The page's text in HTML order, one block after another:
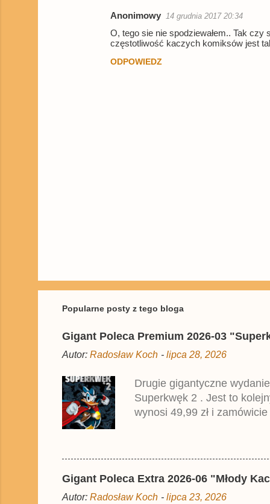
Anonimowy 14 grudnia 2017 20:34
O, tego sie nie spodziewałem.. Tak
częstotliwość kaczych komiksów jest
ODPOWIEDZ
z
ś
j
k
o
e
n
t
a
r
z
Popularne posty z tego bloga
Gigant Poleca Premium 2026-03
Autor: Radosław Koch - lipca 28, 2026
Drugie gigantyczne
Superkwęk 2 . Jest to
wynosi 49,99 zł i
Gigant Poleca Extra 2026-06 "Młody
Autor: Radosław Koch - lipca 23, 2026